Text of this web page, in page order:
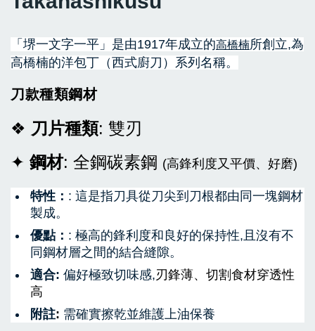
「堺一文字一平」是由1917年成立的高橋楠所創立,為
高橋楠的洋包丁（西式廚刀）系列名稱。
刀款種類鋼材
❖ 刀片種類: 雙刃
✦ 鋼材: 全鋼碳素鋼 (高鋒利度又平價、好磨)
特性： : 這是指刀具從刀尖到刀根都由同一塊鋼材
製成。
優點： : 極高的鋒利度和良好的保持性,且沒有不
同鋼材層之間的結合縫隙。
適合: 偏好極致切味感,刃鋒薄、 切割食材穿透性
高
附註: 需確實擦乾並維護上油保養